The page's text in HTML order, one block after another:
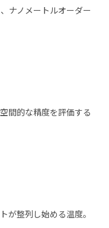
ナノメートルオーダー
間的な精度を評価する
が整列し始める温度。